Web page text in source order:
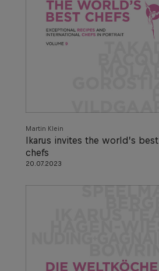
Martin Klein
Ikarus invites the world’s best
chefs
20.07.2023